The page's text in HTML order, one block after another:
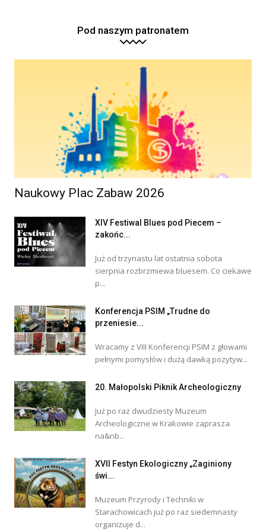
Pod naszym patronatem
Naukowy Plac Zabaw 2026
XIV Festiwal Blues pod Piecem –
zakońc...
Już od trzynastu lat ostatnia sobota
sierpnia rozbrzmiewa bluesem. Co ciekawe
p...
Konferencja PSIM „Trudne do
przeniesie...
Wracamy z VIII Konferencji PSIM z głowami
pełnymi pomysłów i dużą dawką pozytyw...
20. Małopolski Piknik Archeologiczny
Już po raz dwudziesty Muzeum
Archeologiczne w Krakowie zaprasza
na&nb...
XVII Festyn Ekologiczny „Zaginiony
świ...
Muzeum Przyrody i Techniki w
Starachowicach już po raz siedemnasty
organizuje d...